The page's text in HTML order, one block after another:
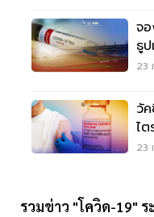
จ
ธู
23
วั
ไ
โด
23
รวมข่าว "โควิด-19"